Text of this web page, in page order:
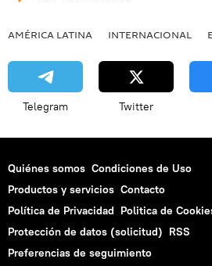
AMÉRICA LATINA INTERNACIONAL
Telegram Twitter
Quiénes somos Condiciones de Uso
Productos y servicios Contacto
Política de Privacidad Politica de
Protección de datos (solicitud) RSS
Preferencias de seguimiento